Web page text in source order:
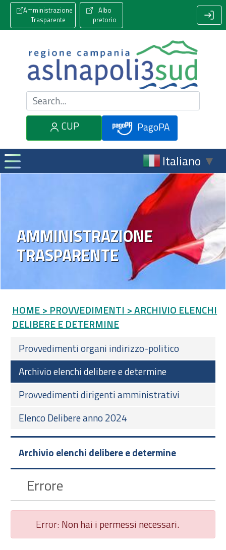
Amministrazione
Trasparente
Albo
pretorio
Cerca nel sito
CUP
PagoPA
Italiano ▼
AMMINISTRAZIONE
TRASPARENTE
HOME > PROVVEDIMENTI > ARCHIVIO ELENCHI
DELIBERE E DETERMINE
Provvedimenti organi indirizzo-politico
Archivio elenchi delibere e determine
Provvedimenti dirigenti amministrativi
Elenco Delibere anno 2024
Archivio elenchi delibere e determine
Errore
Error: Non hai i permessi necessari.